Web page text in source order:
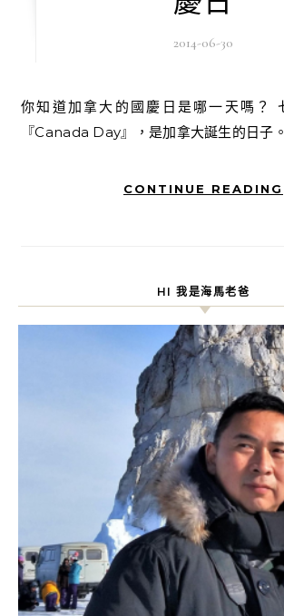
2014-06-30
你知道加拿大的國慶日是哪一天嗎？ 七月一日被稱為
『Canada Day』，是加拿大誕生的日子
CONTINUE READING
HI 我是海馬老爸